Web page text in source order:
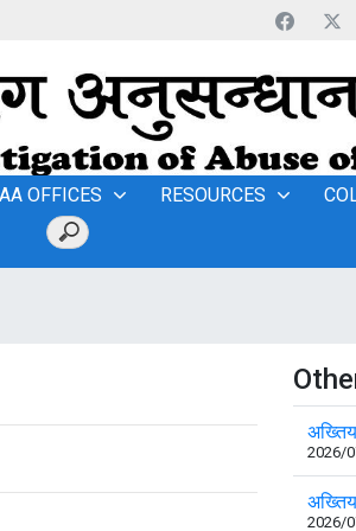
OFFICES RESOURCES
2026/
2026/